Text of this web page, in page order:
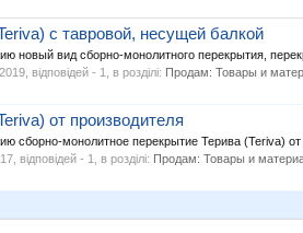
c тавровой, несущей балкой
новый вид сборно-монолитного перекрытия,
, відповідей - 1, в розділі: Продам: Товары и
от производителя
сборно-монолитное перекрытие Терива (Teriva) от
, відповідей - 1, в розділі: Продам: Товары и